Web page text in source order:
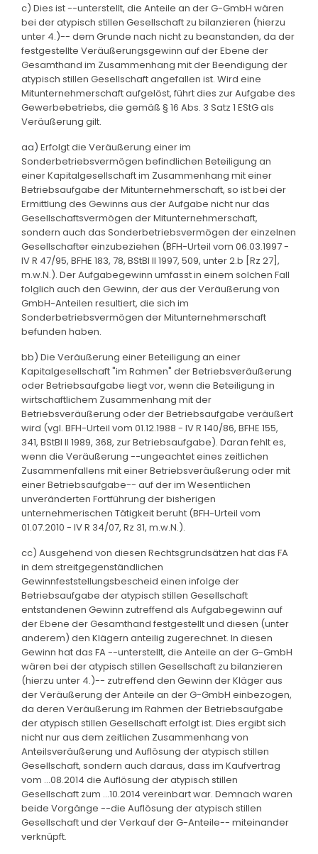
c) Dies ist --unterstellt, die Anteile an der G-GmbH wären
bei der atypisch stillen Gesellschaft zu bilanzieren (hierzu
unter 4.)-- dem Grunde nach nicht zu beanstanden, da der
festgestellte Veräußerungsgewinn auf der Ebene der
Gesamthand im Zusammenhang mit der Beendigung der
atypisch stillen Gesellschaft angefallen ist. Wird eine
Mitunternehmerschaft aufgelöst, führt dies zur Aufgabe des
Gewerbebetriebs, die gemäß § 16 Abs. 3 Satz 1 EStG als
Veräußerung gilt.
aa) Erfolgt die Veräußerung einer im
Sonderbetriebsvermögen befindlichen Beteiligung an
einer Kapitalgesellschaft im Zusammenhang mit einer
Betriebsaufgabe der Mitunternehmerschaft, so ist bei der
Ermittlung des Gewinns aus der Aufgabe nicht nur das
Gesellschaftsvermögen der Mitunternehmerschaft,
sondern auch das Sonderbetriebsvermögen der einzelnen
Gesellschafter einzubeziehen (BFH-Urteil vom 06.03.1997 -
IV R 47/95, BFHE 183, 78, BStBl II 1997, 509, unter 2.b [Rz 27],
m.w.N.). Der Aufgabegewinn umfasst in einem solchen Fall
folglich auch den Gewinn, der aus der Veräußerung von
GmbH-Anteilen resultiert, die sich im
Sonderbetriebsvermögen der Mitunternehmerschaft
befunden haben.
bb) Die Veräußerung einer Beteiligung an einer
Kapitalgesellschaft "im Rahmen" der Betriebsveräußerung
oder Betriebsaufgabe liegt vor, wenn die Beteiligung in
wirtschaftlichem Zusammenhang mit der
Betriebsveräußerung oder der Betriebsaufgabe veräußert
wird (vgl. BFH-Urteil vom 01.12.1988 - IV R 140/86, BFHE 155,
341, BStBl II 1989, 368, zur Betriebsaufgabe). Daran fehlt es,
wenn die Veräußerung --ungeachtet eines zeitlichen
Zusammenfallens mit einer Betriebsveräußerung oder mit
einer Betriebsaufgabe-- auf der im Wesentlichen
unveränderten Fortführung der bisherigen
unternehmerischen Tätigkeit beruht (BFH-Urteil vom
01.07.2010 - IV R 34/07, Rz 31, m.w.N.).
cc) Ausgehend von diesen Rechtsgrundsätzen hat das FA
in dem streitgegenständlichen
Gewinnfeststellungsbescheid einen infolge der
Betriebsaufgabe der atypisch stillen Gesellschaft
entstandenen Gewinn zutreffend als Aufgabegewinn auf
der Ebene der Gesamthand festgestellt und diesen (unter
anderem) den Klägern anteilig zugerechnet. In diesen
Gewinn hat das FA --unterstellt, die Anteile an der G-GmbH
wären bei der atypisch stillen Gesellschaft zu bilanzieren
(hierzu unter 4.)-- zutreffend den Gewinn der Kläger aus
der Veräußerung der Anteile an der G-GmbH einbezogen,
da deren Veräußerung im Rahmen der Betriebsaufgabe
der atypisch stillen Gesellschaft erfolgt ist. Dies ergibt sich
nicht nur aus dem zeitlichen Zusammenhang von
Anteilsveräußerung und Auflösung der atypisch stillen
Gesellschaft, sondern auch daraus, dass im Kaufvertrag
vom ...08.2014 die Auflösung der atypisch stillen
Gesellschaft zum ...10.2014 vereinbart war. Demnach waren
beide Vorgänge --die Auflösung der atypisch stillen
Gesellschaft und der Verkauf der G-Anteile-- miteinander
verknüpft.